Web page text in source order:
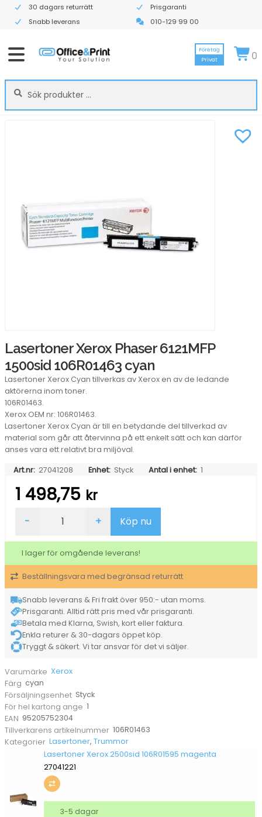
30 dagars returrätt
Prisgaranti
Snabb leverans
010-129 99 00
Sök
efter:
Sök
Företag
Privat
0
Lasertoner Xerox Phaser 6121MFP
1500sid 106R01463 cyan
Lasertoner Xerox Cyan tillverkas av Xerox en av de ledande
aktörerna inom toner.
106R01463.
Xerox OEM nr: 106R01463.
Lasertoner Xerox Cyan är till en betydande del tillverkad av
material som går att återvinna på ett enkelt sätt och kan därför
anses vara ett relativt bra miljöval.
Art.nr: 27041208 Enhet: Styck Antal i enhet: 1
1 498,75 kr
Xerox
6121MFP
1500sid
106R01463
cyan
mängd
- + Köp nu
I lager för omgående leverans!
Beställningsvara med begränsad returrätt
Snabb leverans & Fri frakt över 950:- utan moms.
Prisgaranti. Alltid rätt pris med vår prisgaranti.
Betala med Klarna, Swish, kort eller faktura.
Enkla returer & 30-dagars öppet köp.
Tryggt & säkert. Vi tar ansvar för det vi säljer.
Varumärke Xerox
Färg cyan
Försäljningsenhet Styck
För hel kartong ange 1
EAN 95205752304
Tillverkarens artikelnummer 106R01463
Kategorier Lasertoner,Trummor
Lasertoner Xerox 2500sid 106R01595 magenta
27041221
3-5 dagar